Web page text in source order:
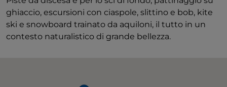
ghiaccio, escursioni con ciaspole, slittino e bob, kite
ski e snowboard trainato da aquiloni, il tutto in un
contesto naturalistico di grande bellezza.